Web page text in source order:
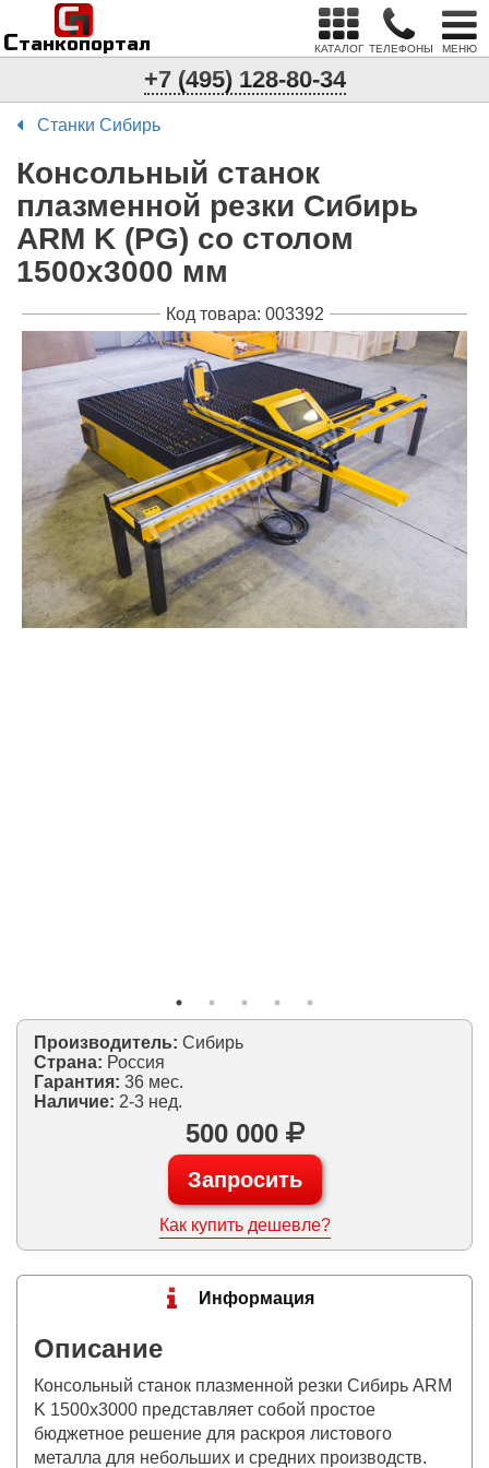
Станкопортал
п
С
КАТАЛОГ ТЕЛЕФОНЫ МЕНЮ
+7 (495) 128-80-34
Станки Сибирь
Консольный станок
плазменной резки Сибирь
ARM K (PG) со столом
1500х3000 мм
Код товара: 003392
Производитель: Сибирь
Страна: Россия
Гарантия: 36 мес.
Наличие: 2-3 нед.
500 000
Запросить
Как купить дешевле?
Информация
Описание
Консольный станок плазменной резки Сибирь ARM
K 1500х3000 представляет собой простое
бюджетное решение для раскроя листового
металла для небольших и средних производств.